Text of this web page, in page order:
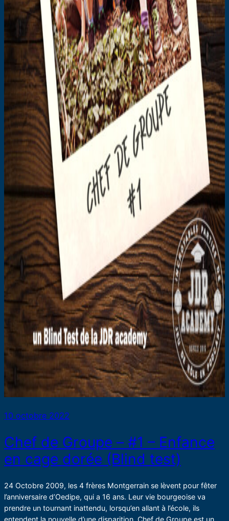
10 octobre 2022
Chef de Groupe – #1 – Enfance
en cage dorée (Blind test)
24 Octobre 2009, les 4 frères Montgerrain se lèvent pour fêter
l’anniversaire d’Oedipe, qui a 16 ans. Leur vie bourgeoise va
prendre un tournant inattendu, lorsqu’en allant à l’école, ils
entendent la nouvelle d’une disparition. Chef de Groupe est un